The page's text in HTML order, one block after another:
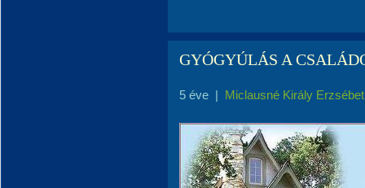
GYÓGYÚLÁS A
5 éve | Miclausné Király Erzsébet